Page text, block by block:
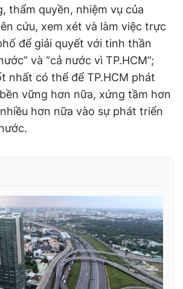
thẩm quyền, nhiệm vụ của
cứu, xem xét và làm việc trực
để giải quyết với tinh thần
và “cả nước vì TP.HCM”;
nhất có thể để TP.HCM phát
vững hơn nữa, xứng tầm hơn
hơn nữa vào sự phát triển